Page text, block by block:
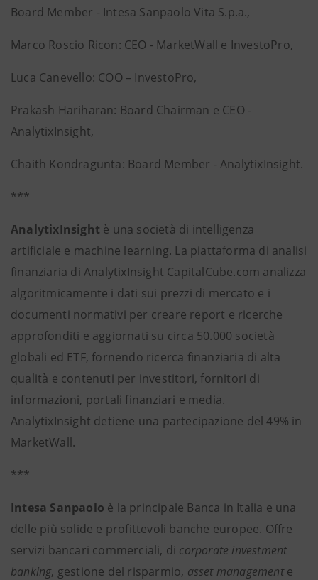
Board Member - Intesa Sanpaolo Vita S.p.a.,
Marco Roscio Ricon: CEO - MarketWall e InvestoPro,
Luca Canevello: COO – InvestoPro,
Prakash Hariharan: Board Chairman e CEO -
AnalytixInsight,
Chaith Kondragunta: Board Member - AnalytixInsight.
***
AnalytixInsight è una società di intelligenza
artificiale e machine learning. La piattaforma di analisi
finanziaria di AnalytixInsight CapitalCube.com analizza
algoritmicamente i dati sui prezzi di mercato e i
documenti normativi per creare report e ricerche
approfonditi e aggiornati su circa 50.000 società
globali ed ETF, fornendo ricerca finanziaria di alta
qualità e contenuti per investitori, fornitori di
informazioni, portali finanziari e media.
AnalytixInsight detiene una partecipazione del 49% in
MarketWall.
***
Intesa Sanpaolo è la principale Banca in Italia e una
delle più solide e profittevoli banche europee. Offre
servizi bancari commerciali, di corporate investment
banking, gestione del risparmio, asset managemente